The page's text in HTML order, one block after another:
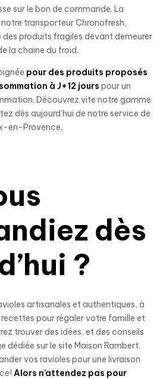
sur le bon de commande. La
transporteur Chronofresh,
produits fragiles devant demeurer
la chaine du froid.
pour des produits proposés
à J+12 jours pour un
Découvrez vite notre gamme
dès aujourd’hui de notre service de
en-Provence.
dès
?
artisanales et authentiques, à
pour régaler votre famille et
trouver des idées, et des conseils
dédiée sur le site Maison Rambert.
vos ravioles pour une livraison
Alors n’attendez pas pour